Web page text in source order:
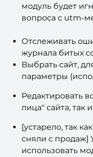
модуль будет
вопроса с utm-
Отслеживать
журнала битых
Выбрать сайт,
параметры
Редактировать
лица" сайта, так
[устарело, так
сняли с продаж]
использовать